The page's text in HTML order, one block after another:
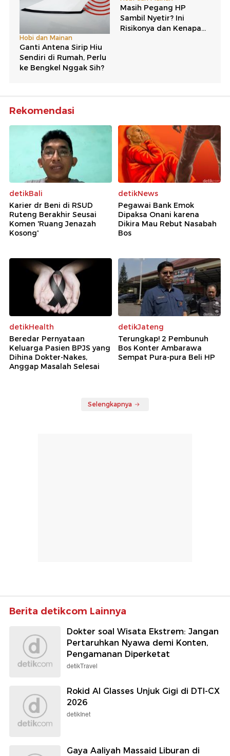
Rekomendasi
detikBali
Karier dr Beni di RSUD
Ruteng Berakhir Seusai
Komen 'Ruang Jenazah
Kosong'
detikNews
Pegawai Bank Emok
Dipaksa Onani karena
Dikira Mau Rebut Nasabah
Bos
detikHealth
Beredar Pernyataan
Keluarga Pasien BPJS yang
Dihina Dokter-Nakes,
Anggap Masalah Selesai
detikJateng
Terungkap! 2 Pembunuh
Bos Konter Ambarawa
Sempat Pura-pura Beli HP
Selengkapnya
Berita detikcom Lainnya
Dokter soal Wisata Ekstrem: Jangan
Pertaruhkan Nyawa demi Konten,
Pengamanan Diperketat
detikTravel
Rokid AI Glasses Unjuk Gigi di DTI-CX
2026
detikInet
Gaya Aaliyah Massaid Liburan di